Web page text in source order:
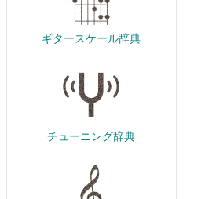
ギタースケール辞典
チューニング辞典